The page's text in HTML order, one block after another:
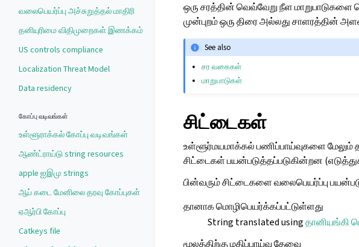
வலைபெயர்ப்பு அச்சுறுத்தல் மாதிரி
தனியுரிமை விதிமுறைகள் இணக்கம்
US controls compliance
Localization Threat Model
Data residency
கோப்பு வடிவங்கள்
உள்ளூராக்கல் கோப்பு வடிவங்கள்
ஆண்ட்ராய்டு string resources
apple ஐஇமு strings
ஆப் கடை மேனிலை தரவு கோப்புகள்
ஏஆர்பி கோப்பு
Catkeys file
ஒரு சரத்தின் வெவ்வேறு நீள
முன்புறம் ஒரு திரை அல்லது சாளரத்தின்
See also
சர வகைகள்
மாறுபாடுகள்
சிட்டைகள்
உள்ளூர்மயமாக்கல் பணிப்பாய்வுகளை மேலும்
சிட்டைகள் பயன்படுத்தப்படுகின்றன
பின்வரும் சிட்டைகளை வலைபெயர்ப்பு
தானாக மொழிபெயர்க்கப்பட்டுள்ளது
String translated usingதானியங்கி
மூலத்திற்கு மதிப்பாய்வு தேவை